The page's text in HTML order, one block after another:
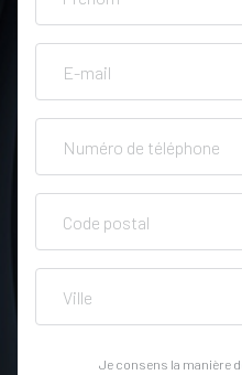
Je consens la manière